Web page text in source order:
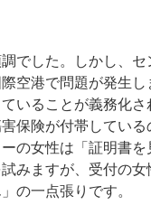
でした。しかし、
空港で問題が発生
いることが義務化
保険が付帯してい
の女性は「証明書
みますが、受付の
の一点張りです。